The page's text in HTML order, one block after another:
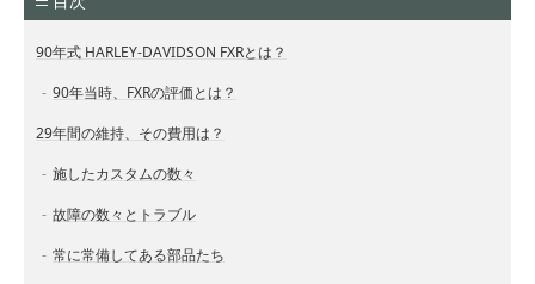
90年式 HARLEY-DAVIDSON FXRとは？
90年当時、FXRの評価とは？
29年間の維持、その費用は？
施したカスタムの数々
故障の数々とトラブル
常に常備してある部品たち